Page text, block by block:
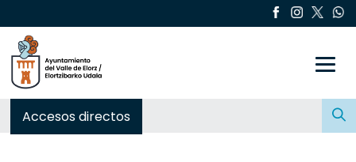
Accesos directos
Buscar: